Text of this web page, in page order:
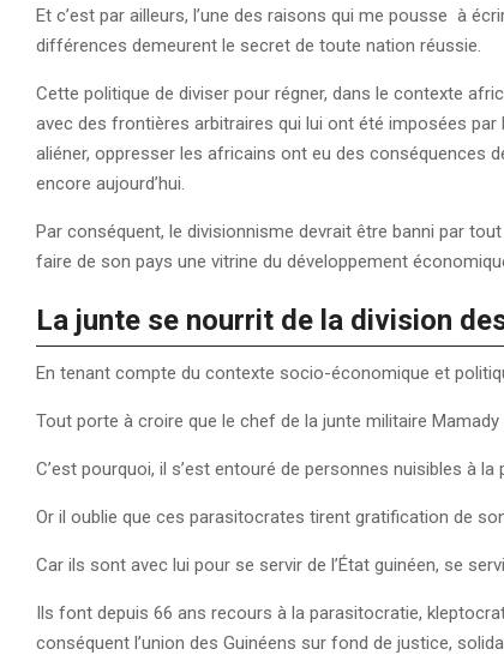
Et c’est par ailleurs, l’une des raisons qui me pousse à
différences demeurent le secret de toute nation réussie.
Cette politique de diviser pour régner, dans le contexte
avec des frontières arbitraires qui lui ont été imposées
aliéner, oppresser les africains ont eu des conséquences
encore aujourd’hui.
Par conséquent, le divisionnisme devrait être banni par
faire de son pays une vitrine du développement
La junte se nourrit de la division
En tenant compte du contexte socio-économique et
Tout porte à croire que le chef de la junte militaire
C’est pourquoi, il s’est entouré de personnes nuisibles à la
Or il oublie que ces parasitocrates tirent gratification de
Car ils sont avec lui pour se servir de l’État guinéen, se
Ils font depuis 66 ans recours à la parasitocratie,
conséquent l’union des Guinéens sur fond de justice,